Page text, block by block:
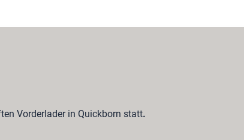
Vorderlader in Quickborn statt.